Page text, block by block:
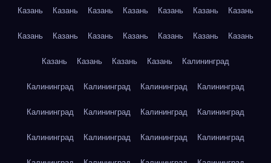
Казань Казань Казань Казань Казань Казань Казань
Казань Казань Казань Казань Казань Казань Казань
Казань Казань Казань Казань Калининград
Калининград Калининград Калининград Калининград
Калининград Калининград Калининград Калининград
Калининград Калининград Калининград Калининград